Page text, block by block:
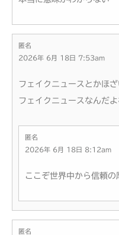
匿名
2026年 6月 18日 7:53am
フェイクニュースとかほ
フェイクニュースなんだよ
匿名
2026年 6月 18日 8:12am
ここぞ世界中から信頼
匿名